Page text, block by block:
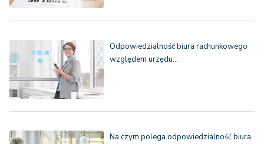
Odpowiedzialność biura rachunkowego
względem urzędu…
Na czym polega odpowiedzialność biura